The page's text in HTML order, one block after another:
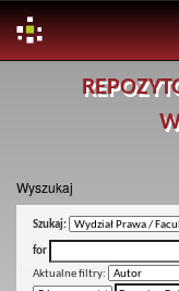
Wyszukaj
Szukaj:
for
Aktualne filtry: